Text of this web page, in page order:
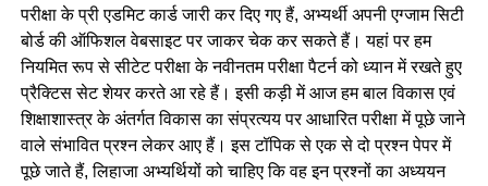
परीक्षा के प्री एडमिट कार्ड जारी कर दिए गए हैं, अभ्यर्थी अपनी एग्जाम सिटी
बोर्ड की ऑफिशल वेबसाइट पर जाकर चेक कर सकते हैं। यहां पर हम
नियमित रूप से सीटेट परीक्षा के नवीनतम परीक्षा पैटर्न को ध्यान में रखते हुए
प्रैक्टिस सेट शेयर करते आ रहे हैं। इसी कड़ी में आज हम बाल विकास एवं
शिक्षाशास्त्र के अंतर्गत विकास का संप्रत्यय पर आधारित परीक्षा में पूछे जाने
वाले संभावित प्रश्न लेकर आए हैं। इस टॉपिक से एक से दो प्रश्न पेपर में
पूछे जाते हैं, लिहाजा अभ्यर्थियों को चाहिए कि वह इन प्रश्नों का अध्ययन